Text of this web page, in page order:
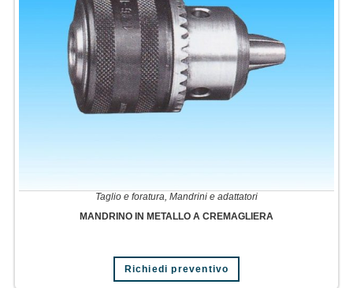
Taglio e foratura Mandrini e adattatori
MANDRINO IN METALLO A CREMAGLIERA
Richiedi preventivo